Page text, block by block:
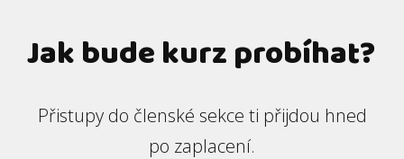
Jak bude kurz probíhat?
Přistupy do členské sekce ti přijdou hned
po zaplacení.